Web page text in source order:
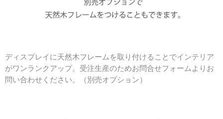
ディスプレイに天然木フレームを取り付けることでインテリア
がワンランクアップ。受注生産のためお問合せフォームよりお
問い合わせください。（別売オプション）